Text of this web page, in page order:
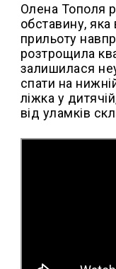
Олена Тополя
обставину, яка
прильоту
розтрощила
залишилася
спати на
ліжка у
від уламків